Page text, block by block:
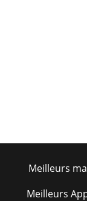
Meilleurs
Meilleurs